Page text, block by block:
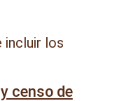
incluir los
censo de